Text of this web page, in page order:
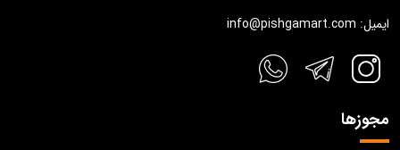
ایمیل: info@pishgamart.com
مجوزها